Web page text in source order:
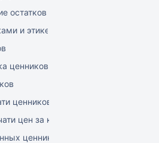
остатков склада по заказам
и этикетками
ценников
ценников
цен за килограмм/литр товара
ценников